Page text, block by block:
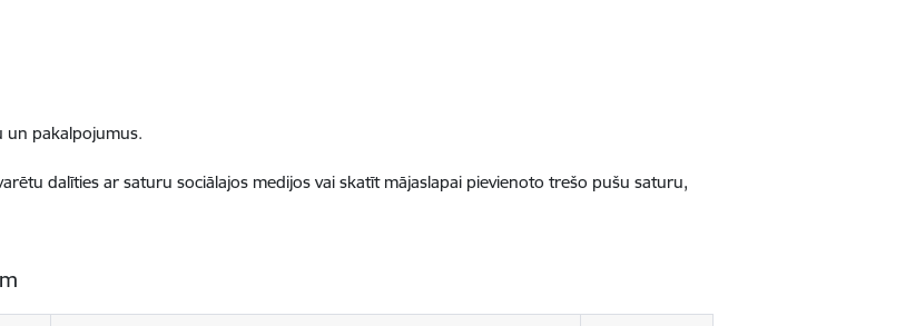
un pakalpojumus.
dalīties ar saturu sociālajos medijos vai skatīt mājaslapai pievienoto trešo pušu saturu,